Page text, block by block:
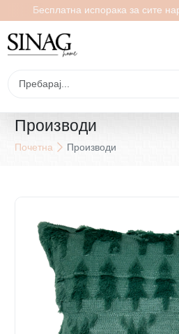
Бесплатна испорака за сите
Производи
Почетна Производи